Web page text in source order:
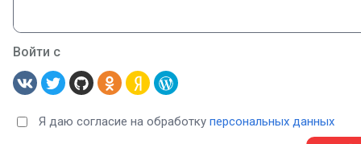
Войти с
Я даю согласие на обработку персональных данных